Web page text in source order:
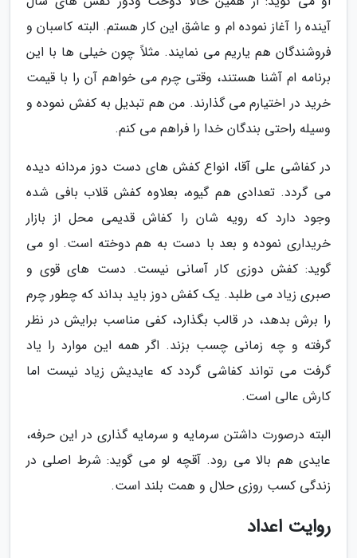
آینده را آغاز نموده ام و عاشق این کار هستم. البته کاسبان و
فروشندگان هم یاریم می نمایند. مثلاً چون خیلی ها با این
برنامه ام آشنا هستند، وقتی چرم می خواهم آن را با قیمت
خرید در اختیارم می گذارند. من هم تبدیل به کفش نموده و
وسیله راحتی بندگان خدا را فراهم می کنم.
در کفاشی علی آقا، انواع کفش های دست دوز مردانه دیده
می گردد. تعدادی هم گیوه، بعلاوه کفش قلاب بافی شده
وجود دارد که رویه شان را کفاش قدیمی محل از بازار
خریداری نموده و بعد با دست به هم دوخته است. او می
گوید: کفش دوزی کار آسانی نیست. دست های قوی و
صبری زیاد می طلبد. یک کفش دوز باید بداند که چطور چرم
را برش بدهد، در قالب بگذارد، کفی مناسب برایش در نظر
گرفته و چه زمانی چسب بزند. اگر همه این موارد را یاد
گرفت می تواند کفاشی گردد که عایدیش زیاد نیست اما
کارش عالی است.
البته درصورت داشتن سرمایه و سرمایه گذاری در این حرفه،
عایدی هم بالا می رود. آقچه لو می گوید: شرط اصلی در
زندگی کسب روزی حلال و همت بلند است.
روایت اعداد